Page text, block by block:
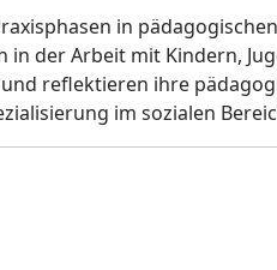
in
der Arbeit mit Kindern,
reflektieren ihre
im sozialen